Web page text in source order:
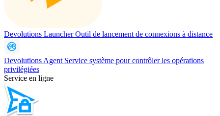
Devolutions LauncherOutil de lancement de connexions à distance
Devolutions Agent Service système pour contrôler les opérations
privilégiées
Service en ligne